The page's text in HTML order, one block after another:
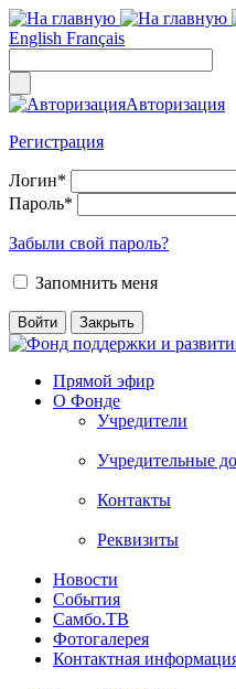
English Français
Авторизация
Регистрация
Логин*
Пароль*
Забыли свой пароль?
Запомнить меня
Прямой эфир
О Фонде
Учредители
Учредительные
Контакты
Реквизиты
Новости
События
Самбо.ТВ
Фотогалерея
Контактная